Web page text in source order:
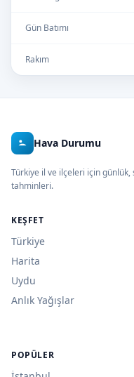
Gün Batımı
Rakım
Hava Durumu
Türkiye il ve ilçeleri için
tahminleri.
KEŞFET
Türkiye
Harita
Uydu
Anlık Yağışlar
POPÜLER